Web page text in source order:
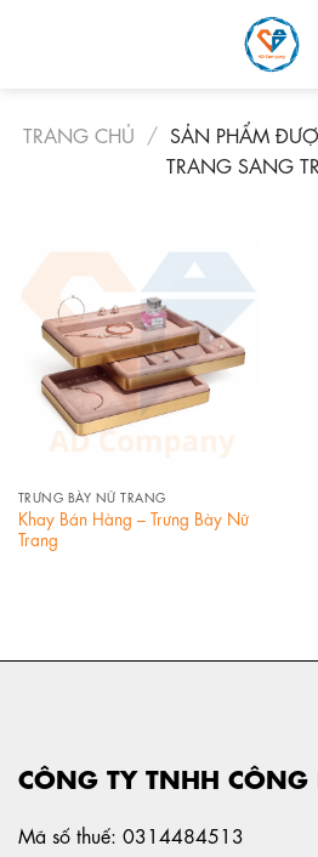
TRANG CHỦ / SẢN PHẨM
TRANG SANG
TRƯNG BÀY NỮ TRANG
Khay Bán Hàng – Trưng Bày Nữ
Trang
CÔNG TY TNHH CÔNG
Mã số thuế: 0314484513